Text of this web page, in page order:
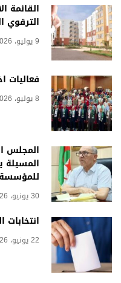
القائمة
الترقوي
9 يوليو، 2026
فعاليات
8 يوليو، 2026
المجلس
المسيلة
للمؤسسة 2026-2030
30 يونيو، 2026
انتخابات
22 يونيو، 2026